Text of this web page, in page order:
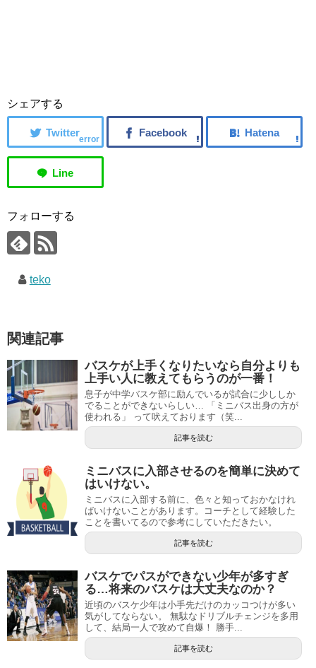
シェアする
error
フォローする
teko
関連記事
バスケが上手くなりたいなら自分よりも
上手い人に教えてもらうのが一番！
息子が中学バスケ部に励んでいるが試合に少ししか
でることができないらしい… 「ミニバス出身の方が
使われる」 って吠えております（笑...
記事を読む
ミニバスに入部させるのを簡単に決めて
はいけない。
ミニバスに入部する前に、色々と知っておかなけれ
ばいけないことがあります。コーチとして経験した
ことを書いてるので参考にしていただきたい。
記事を読む
バスケでパスができない少年が多すぎ
る…将来のバスケは大丈夫なのか？
近頃のバスケ少年は小手先だけのカッコつけが多い
気がしてならない。 無駄なドリブルチェンジを多用
して、結局一人で攻めて自爆！ 勝手...
記事を読む